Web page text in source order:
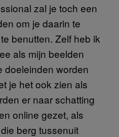
zal je toch een
om je daarin te
benutten. Zelf heb ik
als mijn beelden
doeleinden worden
je het ook zien als
er naar schatting
online gezet, als
berg tussenuit